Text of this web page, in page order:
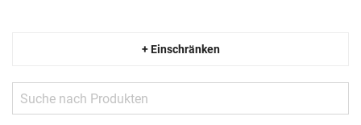
+ Einschränken